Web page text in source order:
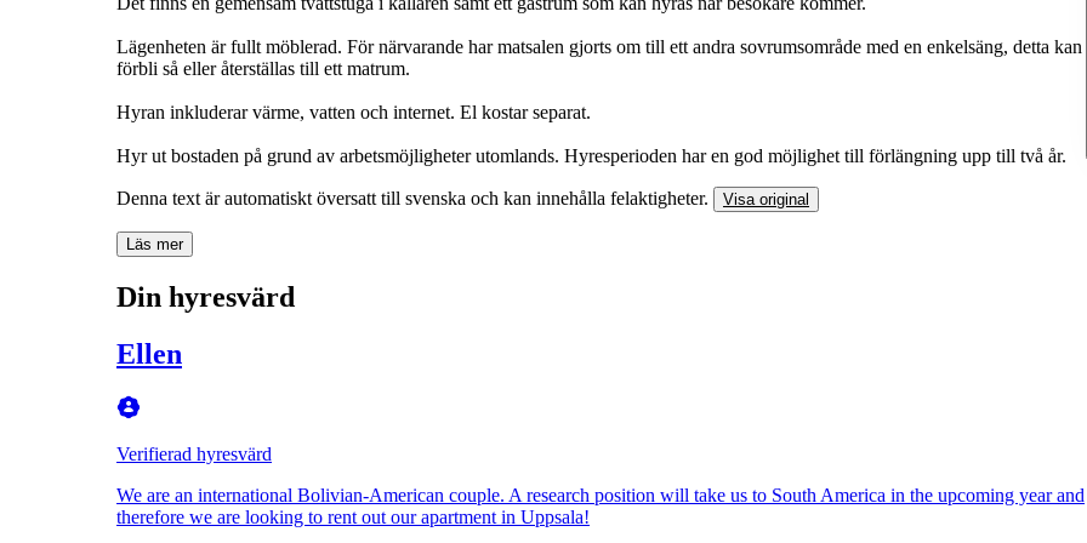
Lägenheten är fullt möblerad. För närvarande har matsalen gjorts om till ett andra sovrumsområde med en enkelsäng, detta kan
förbli så eller återställas till ett matrum.
Hyran inkluderar värme, vatten och internet. El kostar separat.
Hyr ut bostaden på grund av arbetsmöjligheter utomlands. Hyresperioden har en god möjlighet till förlängning upp till två år.
Denna text är automatiskt översatt till svenska och kan innehålla felaktigheter. Visa original
Läs mer
Din hyresvärd
Ellen
Verifierad hyresvärd
We are an international Bolivian-American couple. A research position will take us to South America in the upcoming year and
therefore we are looking to rent out our apartment in Uppsala!